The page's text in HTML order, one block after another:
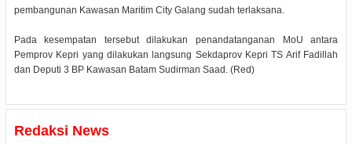
pembangunan Kawasan Maritim City Galang sudah terlaksana.
Pada kesempatan tersebut dilakukan penandatanganan MoU antara
Pemprov Kepri yang dilakukan langsung Sekdaprov Kepri TS Arif Fadillah
dan Deputi 3 BP Kawasan Batam Sudirman Saad. (Red)
Redaksi News